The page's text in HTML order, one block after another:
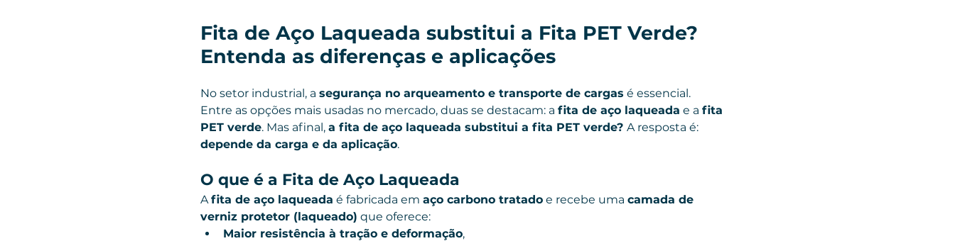
Fita de Aço Laqueada substitui a Fita PET Verde?
Entenda as diferenças e aplicações
No setor industrial, a segurança no arqueamento e transporte de cargas é essencial.
Entre as opções mais usadas no mercado, duas se destacam: a fita de aço laqueada e a fita
PET verde. Mas afinal, a fita de aço laqueada substitui a fita PET verde? A resposta é:
depende da carga e da aplicação.
O que é a Fita de Aço Laqueada
A fita de aço laqueada é fabricada em aço carbono tratado e recebe uma camada de
verniz protetor (laqueado) que oferece:
Maior resistência à tração e deformação,